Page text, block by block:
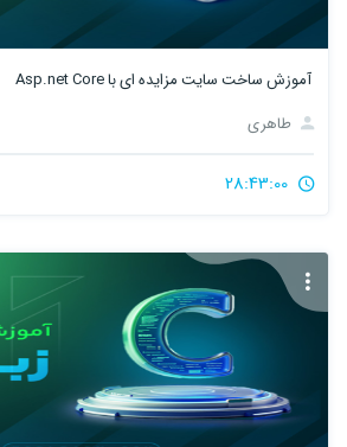
آموزش ساخت سایت مزایده ای با Asp.net Core
طاهری